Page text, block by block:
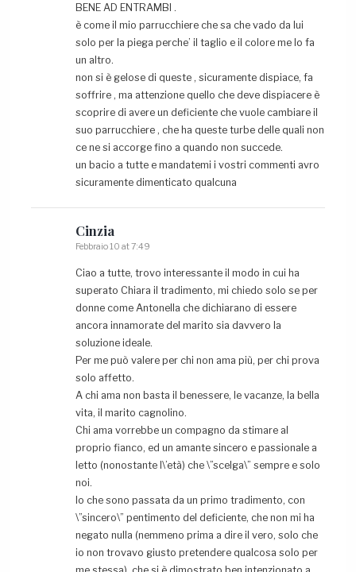
BENE AD ENTRAMBI .
è come il mio parrucchiere che sa che vado da lui
solo per la piega perche’ il taglio e il colore me lo fa
un altro.
non si è gelose di queste , sicuramente dispiace, fa
soffrire , ma attenzione quello che deve dispiacere è
scoprire di avere un deficiente che vuole cambiare il
suo parrucchiere , che ha queste turbe delle quali non
ce ne si accorge fino a quando non succede.
un bacio a tutte e mandatemi i vostri commenti avro
sicuramente dimenticato qualcuna
Cinzia
Febbraio 10 at 7:49
Ciao a tutte, trovo interessante il modo in cui ha
superato Chiara il tradimento, mi chiedo solo se per
donne come Antonella che dichiarano di essere
ancora innamorate del marito sia davvero la
soluzione ideale.
Per me può valere per chi non ama più, per chi prova
solo affetto.
A chi ama non basta il benessere, le vacanze, la bella
vita, il marito cagnolino.
Chi ama vorrebbe un compagno da stimare al
proprio fianco, ed un amante sincero e passionale a
letto (nonostante l\’età) che \”scelga\” sempre e solo
noi.
Io che sono passata da un primo tradimento, con
\”sincero\” pentimento del deficiente, che non mi ha
negato nulla (nemmeno prima a dire il vero, solo che
io non trovavo giusto pretendere qualcosa solo per